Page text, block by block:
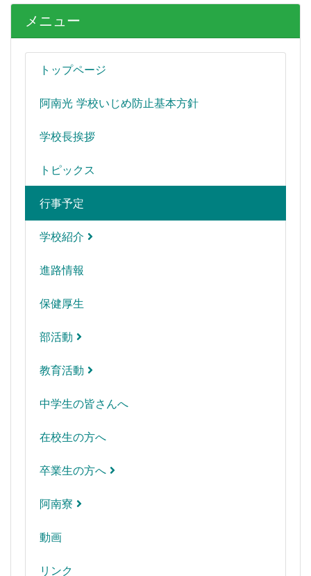
メニュー
トップページ
阿南光 学校いじめ防止基本方針
学校長挨拶
トピックス
行事予定
学校紹介
進路情報
保健厚生
部活動
教育活動
中学生の皆さんへ
在校生の方へ
卒業生の方へ
阿南寮
動画
リンク